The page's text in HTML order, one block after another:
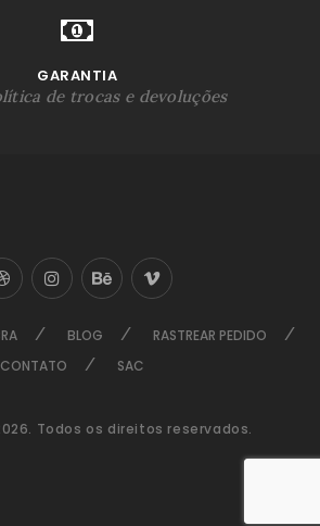
GARANTIA
de trocas e devoluções
BLOG
RASTREAR PEDIDO
CONTATO
SAC
Todos os direitos reservados.